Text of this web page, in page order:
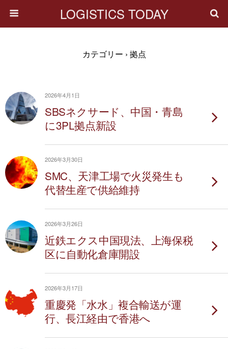
LOGISTICS TODAY
カテゴリー › 拠点
2026年4月1日
SBSネクサード、中国・青島
に3PL拠点新設
2026年3月30日
SMC、天津工場で火災発生も
代替生産で供給維持
2026年3月26日
近鉄エクス中国現法、上海保税
区に自動化倉庫開設
2026年3月17日
重慶発「水水」複合輸送が運
行、長江経由で香港へ